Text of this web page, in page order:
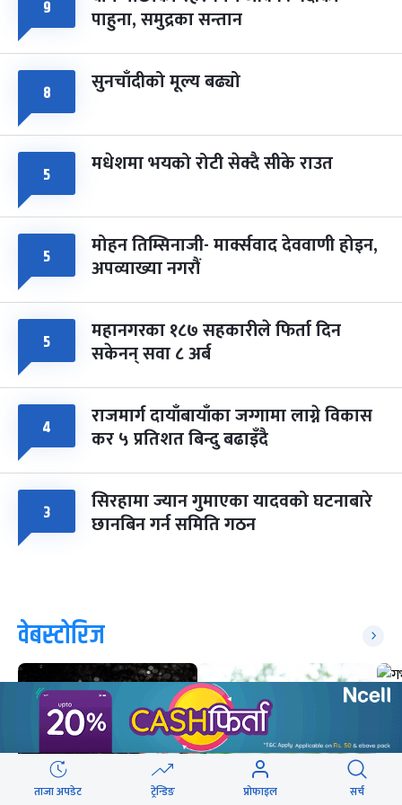
८
चैत्र ८, २०८३-Mar 22, 2027
९ पाहुना, समुद्रका सन्तान
८ सुनचाँदीको मूल्य बढ्यो
५ मधेशमा भयको रोटी सेक्दै सीके राउत
५ मोहन तिम्सिनाजी- मार्क्सवाद देववाणी होइन,
अपव्याख्या नगरौं
५ महानगरका १८७ सहकारीले फिर्ता दिन
सकेनन् सवा ८ अर्ब
४ राजमार्ग दायाँबायाँका जग्गामा लाग्ने विकास
कर ५ प्रतिशत बिन्दु बढाइँदै
३ सिरहामा ज्यान गुमाएका यादवको घटनाबारे
छानबिन गर्न समिति गठन
वेबस्टोरिज
ताजा अपडेट ट्रेन्डिङ प्रोफाइल सर्च